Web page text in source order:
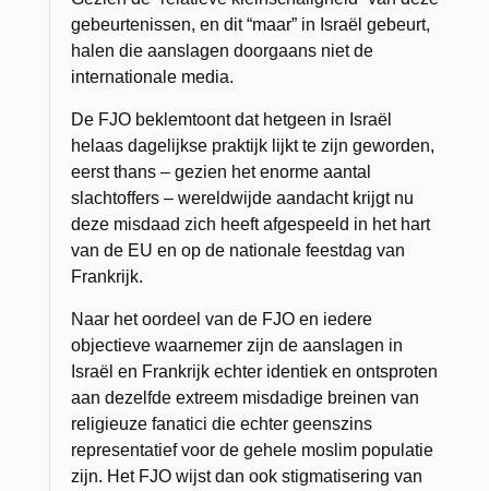
gebeurtenissen, en dit “maar” in Israël gebeurt,
halen die aanslagen doorgaans niet de
internationale media.
De FJO beklemtoont dat hetgeen in Israël
helaas dagelijkse praktijk lijkt te zijn geworden,
eerst thans – gezien het enorme aantal
slachtoffers – wereldwijde aandacht krijgt nu
deze misdaad zich heeft afgespeeld in het hart
van de EU en op de nationale feestdag van
Frankrijk.
Naar het oordeel van de FJO en iedere
objectieve waarnemer zijn de aanslagen in
Israël en Frankrijk echter identiek en ontsproten
aan dezelfde extreem misdadige breinen van
religieuze fanatici die echter geenszins
representatief voor de gehele moslim populatie
zijn. Het FJO wijst dan ook stigmatisering van